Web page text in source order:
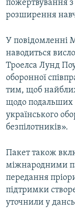
пожертвування з
розширення
У повідомленні
наводиться
Троелса Лунд
оборонної
тим, щоб
щодо подальших
українського
безпілотників».
Пакет також
міжнародними
передання
підтримки
уточнили у